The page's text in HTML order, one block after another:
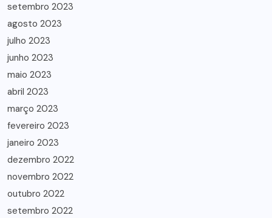
setembro 2023
agosto 2023
julho 2023
junho 2023
maio 2023
abril 2023
março 2023
fevereiro 2023
janeiro 2023
dezembro 2022
novembro 2022
outubro 2022
setembro 2022